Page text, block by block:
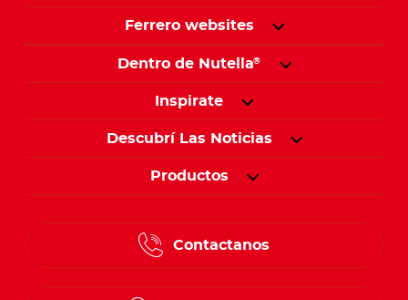
Ferrero websites
Dentro de Nutella®
Inspirate
Descubrí Las Noticias
Productos
Contactanos